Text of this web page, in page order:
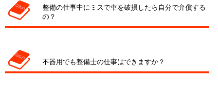
整備の仕事中にミスで車を破損したら自分で弁償する
の？
不器用でも整備士の仕事はできますか？